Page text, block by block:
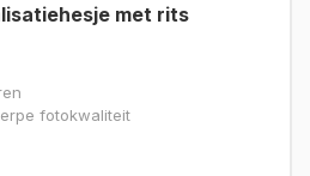
met rits
fotokwaliteit